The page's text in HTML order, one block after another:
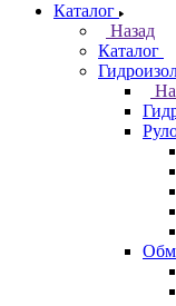
Каталог
Назад
Каталог